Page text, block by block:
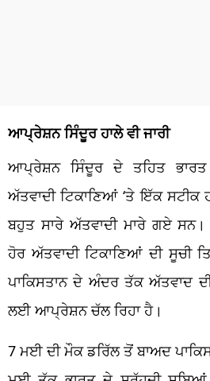
ਆਪ੍ਰੇਸ਼ਨ ਸਿੰਦੂਰ ਹਾਲੇ ਵੀ ਜਾਰੀ
ਆਪ੍ਰੇਸ਼ਨ ਸਿੰਦੂਰ ਦੇ ਤਹਿਤ ਭਾਰਤ
ਅੱਤਵਾਦੀ ਟਿਕਾਣਿਆਂ ‘ਤੇ ਇੱਕ ਸਟੀਕ
ਬਹੁਤ ਸਾਰੇ ਅੱਤਵਾਦੀ ਮਾਰੇ ਗਏ ਸਨ।
ਹੋਰ ਅੱਤਵਾਦੀ ਟਿਕਾਣਿਆਂ ਦੀ
ਪਾਕਿਸਤਾਨ ਦੇ ਅੰਦਰ ਤੱਕ ਅੱਤਵਾਦ
ਲਈ ਆਪ੍ਰੇਸ਼ਨ ਚੱਲ ਰਿਹਾ ਹੈ।
7 ਮਈ ਦੀ ਮੌਕ ਡਰਿੱਲ ਤੋਂ ਬਾਅਦ